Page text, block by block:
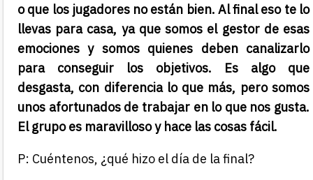
o que los jugadores no están bien. Al final eso te lo
llevas para casa, ya que somos el gestor de esas
emociones y somos quienes deben canalizarlo
para conseguir los objetivos. Es algo que
desgasta, con diferencia lo que más, pero somos
unos afortunados de trabajar en lo que nos gusta.
El grupo es maravilloso y hace las cosas fácil.
P: Cuéntenos, ¿qué hizo el día de la final?